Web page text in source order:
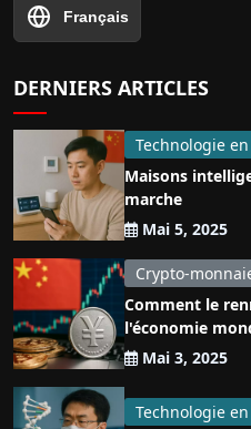
Français
DERNIERS ARTICLES
Technologie
Maisons
marche
Mai 5, 2025
Crypto-
Comment le
l'économie
Mai 3, 2025
Technologie